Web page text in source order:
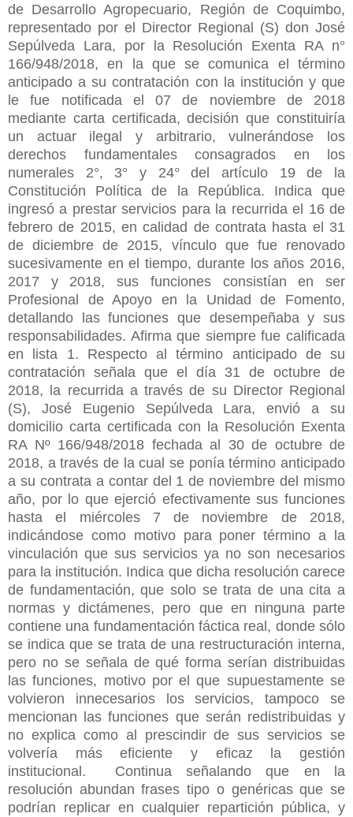
de Desarrollo Agropecuario, Región de Coquimbo,
representado por el Director Regional (S) don José
Sepúlveda Lara, por la Resolución Exenta RA n°
166/948/2018, en la que se comunica el término
anticipado a su contratación con la institución y que
le fue notificada el 07 de noviembre de 2018
mediante carta certificada, decisión que constituiría
un actuar ilegal y arbitrario, vulnerándose los
derechos fundamentales consagrados en los
numerales 2°, 3° y 24° del artículo 19 de la
Constitución Política de la República. Indica que
ingresó a prestar servicios para la recurrida el 16 de
febrero de 2015, en calidad de contrata hasta el 31
de diciembre de 2015, vínculo que fue renovado
sucesivamente en el tiempo, durante los años 2016,
2017 y 2018, sus funciones consistían en ser
Profesional de Apoyo en la Unidad de Fomento,
detallando las funciones que desempeñaba y sus
responsabilidades. Afirma que siempre fue calificada
en lista 1. Respecto al término anticipado de su
contratación señala que el día 31 de octubre de
2018, la recurrida a través de su Director Regional
(S), José Eugenio Sepúlveda Lara, envió a su
domicilio carta certificada con la Resolución Exenta
RA Nº 166/948/2018 fechada al 30 de octubre de
2018, a través de la cual se ponía término anticipado
a su contrata a contar del 1 de noviembre del mismo
año, por lo que ejerció efectivamente sus funciones
hasta el miércoles 7 de noviembre de 2018,
indicándose como motivo para poner término a la
vinculación que sus servicios ya no son necesarios
para la institución. Indica que dicha resolución carece
de fundamentación, que solo se trata de una cita a
normas y dictámenes, pero que en ninguna parte
contiene una fundamentación fáctica real, donde sólo
se indica que se trata de una restructuración interna,
pero no se señala de qué forma serían distribuidas
las funciones, motivo por el que supuestamente se
volvieron innecesarios los servicios, tampoco se
mencionan las funciones que serán redistribuidas y
no explica como al prescindir de sus servicios se
volvería más eficiente y eficaz la gestión
institucional. Continua señalando que en la
resolución abundan frases tipo o genéricas que se
podrían replicar en cualquier repartición pública, y